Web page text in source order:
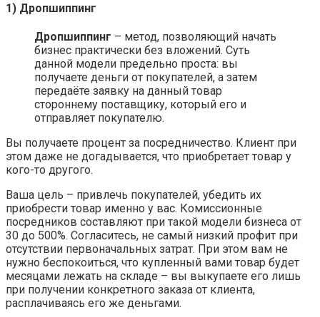
1) Дропшиппинг
Дропшиппинг – метод, позволяющий начать
бизнес практически без вложений. Суть
данной модели предельно проста: вы
получаете деньги от покупателей, а затем
передаёте заявку на данный товар
стороннему поставщику, который его и
отправляет покупателю.
Вы получаете процент за посредничество. Клиент при
этом даже не догадывается, что приобретает товар у
кого-то другого.
Ваша цель – привлечь покупателей, убедить их
приобрести товар именно у вас. Комиссионные
посредников составляют при такой модели бизнеса от
30 до 500%. Согласитесь, не самый низкий профит при
отсутствии первоначальных затрат. При этом вам не
нужно беспокоиться, что купленный вами товар будет
месяцами лежать на складе – вы выкупаете его лишь
при получении конкретного заказа от клиента,
расплачиваясь его же деньгами.